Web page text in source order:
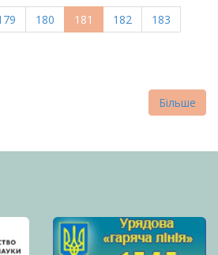
Page
180
Поточна
сторінка
181 Page
182 Page
183
Більше